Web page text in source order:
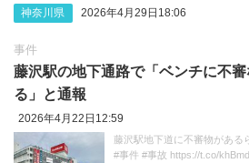
神奈川県 2026年4月29日18:06
事件
藤沢駅の地下通路で「ベンチに不
る」と通報
2026年4月22日12:59
藤沢駅地下道に不審物がある
#事件 #事故 https://t.co/